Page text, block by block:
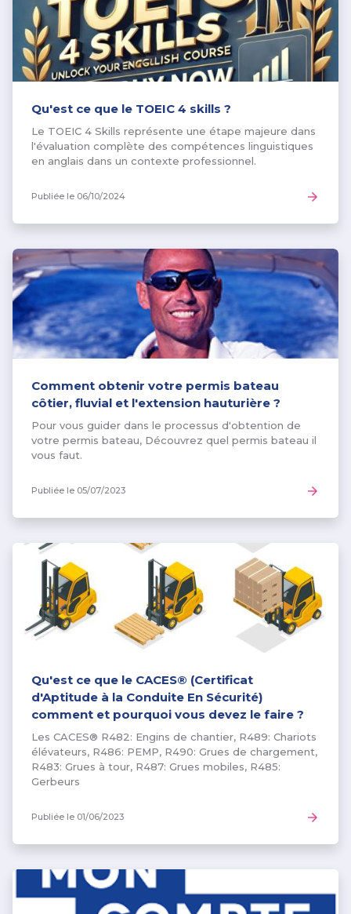
Qu'est ce que le TOEIC 4 skills ?
Le TOEIC 4 Skills représente une étape majeure dans
l'évaluation complète des compétences linguistiques
en anglais dans un contexte professionnel.
Publiée le 06/10/2024
Comment obtenir votre permis bateau
côtier, fluvial et l'extension hauturière ?
Pour vous guider dans le processus d'obtention de
votre permis bateau, Découvrez quel permis bateau il
vous faut.
Publiée le 05/07/2023
Qu'est ce que le CACES® (Certificat
d'Aptitude à la Conduite En Sécurité)
comment et pourquoi vous devez le faire ?
Les CACES® R482: Engins de chantier, R489: Chariots
élévateurs, R486: PEMP, R490: Grues de chargement,
R483: Grues à tour, R487: Grues mobiles, R485:
Gerbeurs
Publiée le 01/06/2023